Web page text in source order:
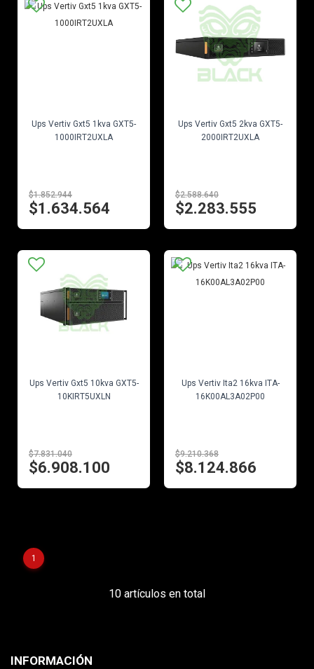
Ups Vertiv Gxt5 1kva GXT5-
1000IRT2UXLA
$1.852.944
$1.634.564
Ups Vertiv Gxt5 2kva GXT5-
2000IRT2UXLA
$2.588.640
$2.283.555
Ups Vertiv Gxt5 10kva GXT5-
10KIRT5UXLN
$7.831.040
$6.908.100
Ups Vertiv Ita2 16kva ITA-
16K00AL3A02P00
$9.210.368
$8.124.866
1
10 artículos en total
INFORMACIÓN